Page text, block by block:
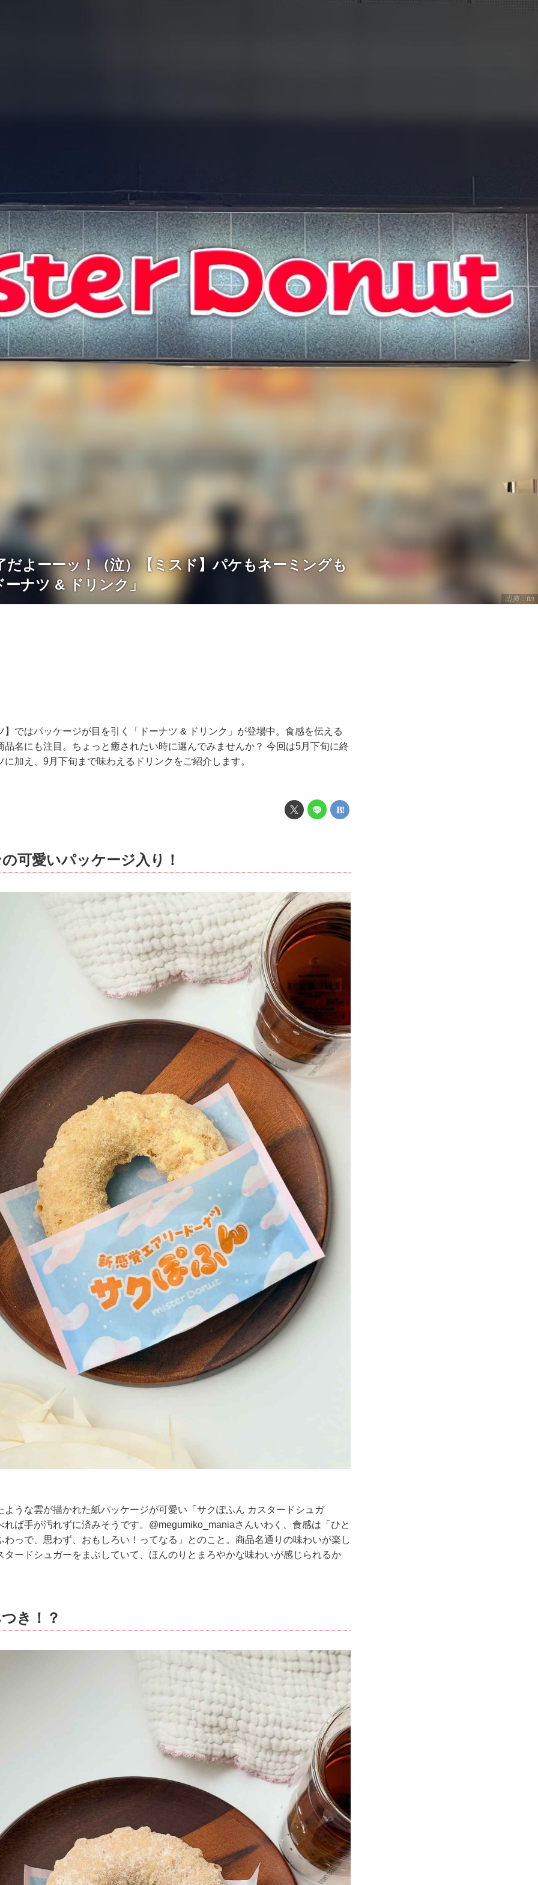
出典：ftn
だよーーッ！（泣）【ミスド】パケもネーミングも
ナツ & ドリンク」
】ではパッケージが目を引く「ドーナツ & ドリンク」が登場中。食感を伝える
品名にも注目。ちょっと癒されたい時に選んでみませんか？ 今回は5月下旬に終
加え、9月下旬まで味わえるドリンクをご紹介します。
可愛いパッケージ入り！
ような雲が描かれた紙パッケージが可愛い「サクぽふん カスタードシュガ
れば手が汚れずに済みそうです。@megumiko_maniaさんいわく、食感は「ひと
わっで、思わず、おもしろい！ってなる」とのこと。商品名通りの味わいが楽し
タードシュガーをまぶしていて、ほんのりとまろやかな味わいが感じられるか
き！？